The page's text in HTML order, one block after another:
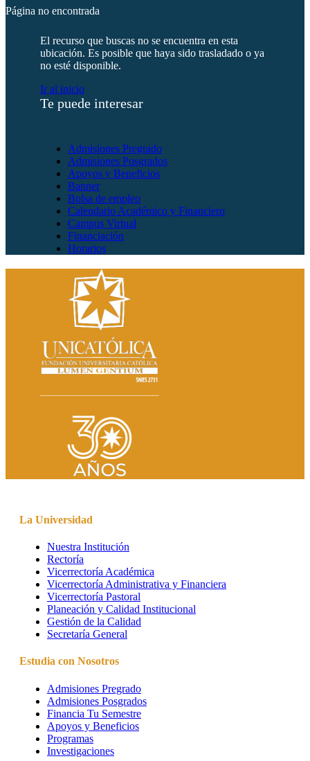
Página no encontrada
El recurso que buscas no se encuentra en esta
ubicación. Es posible que haya sido trasladado o ya
no esté disponible.
Ir al inicio
Te puede interesar
Admisiones Pregrado
Admisiones Posgrados
Apoyos y Beneficios
Banner
Bolsa de empleo
Calendario Académico y Financiero
Campus Virtual
Financiación
Horarios
La Universidad
Nuestra Institución
Rectoría
Vicerrectoría Académica
Vicerrectoría Administrativa y Financiera
Vicerrectoría Pastoral
Planeación y Calidad Institucional
Gestión de la Calidad
Secretaría General
Estudia con Nosotros
Admisiones Pregrado
Admisiones Posgrados
Financia Tu Semestre
Apoyos y Beneficios
Programas
Investigaciones